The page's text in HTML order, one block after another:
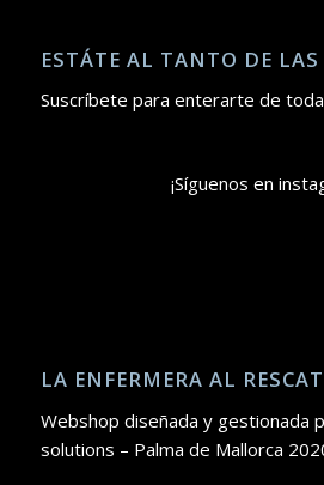
ESTÁTE AL TANTO DE
Suscríbete para enterarte de
¡Síguenos en
LA ENFERMERA AL
Webshop diseñada y gestionada
solutions – Palma de Mallorca